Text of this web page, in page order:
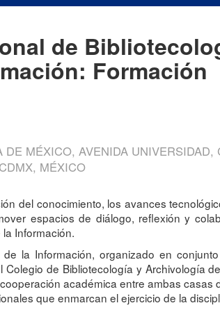
de
Formación
MÉXICO, AVENIDA UNIVERSIDAD,
MÉXICO
del conocimiento, los avances
espacios de diálogo, reflexión y
Información.
la Información, organizado en
de Bibliotecología y Archivología
académica entre ambas
que enmarcan el ejercicio de la